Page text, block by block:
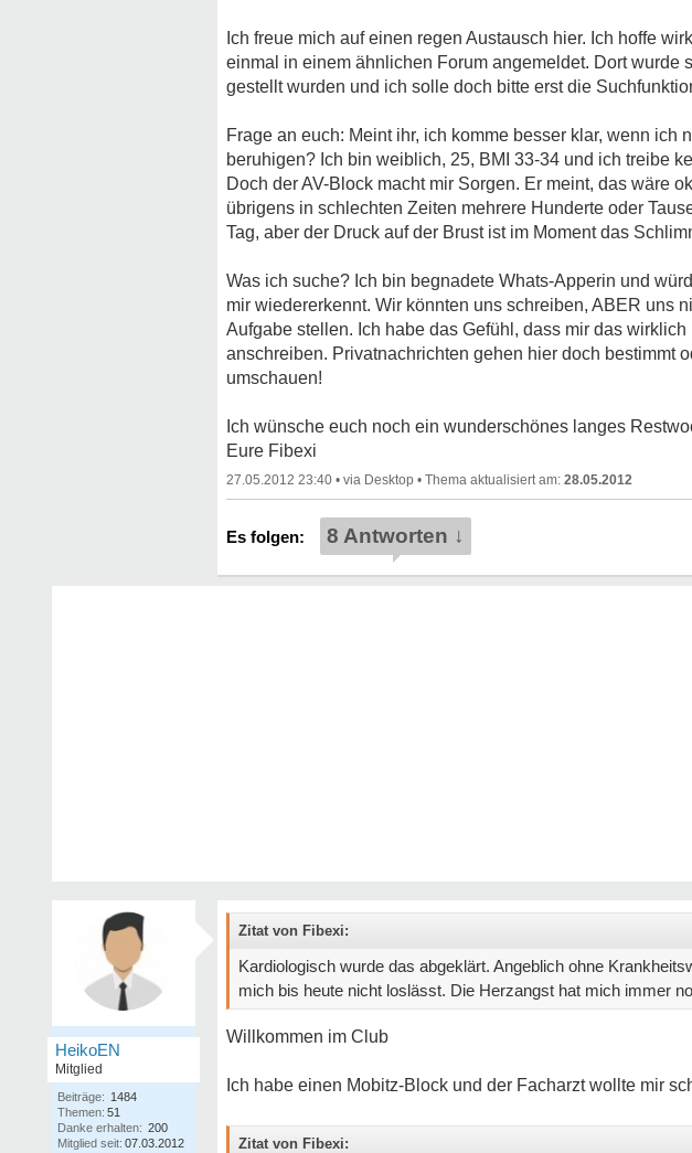
Ich freue mich auf einen regen Austausch hier. Ich hoffe
einmal in einem ähnlichen Forum angemeldet. Dort wurde
gestellt wurden und ich solle doch bitte erst die
Frage an euch: Meint ihr, ich komme besser klar, wenn
beruhigen? Ich bin weiblich, 25, BMI 33-34 und ich treibe
Doch der AV-Block macht mir Sorgen. Er meint, das wäre
übrigens in schlechten Zeiten mehrere Hunderte oder
Tag, aber der Druck auf der Brust ist im Moment das
Was ich suche? Ich bin begnadete Whats-Apperin und
mir wiedererkennt. Wir könnten uns schreiben, ABER uns
Aufgabe stellen. Ich habe das Gefühl, dass mir das
anschreiben. Privatnachrichten gehen hier doch bestimmt
umschauen!
Ich wünsche euch noch ein wunderschönes langes
Eure Fibexi
27.05.2012 23:40 • • 28.05.2012
8 Antworten ↓
HeikoEN
Mitglied
Beiträge: 1484
Themen: 51
Danke erhalten: 200
Mitglied seit: 07.03.2012
Zitat von Fibexi:
Kardiologisch wurde das abgeklärt. Angeblich ohne
mich bis heute nicht loslässt. Die Herzangst hat mich immer
Willkommen im Club
Ich habe einen Mobitz-Block und der Facharzt wollte mir
Zitat von Fibexi: